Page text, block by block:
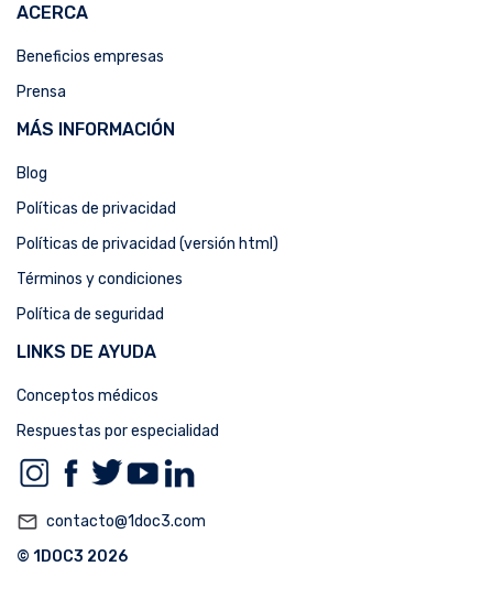
ACERCA
Beneficios empresas
Prensa
MÁS INFORMACIÓN
Blog
Políticas de privacidad
Políticas de privacidad (versión html)
Términos y condiciones
Política de seguridad
LINKS DE AYUDA
Conceptos médicos
Respuestas por especialidad
mail_outline contacto@1doc3.com
© 1DOC3 2026